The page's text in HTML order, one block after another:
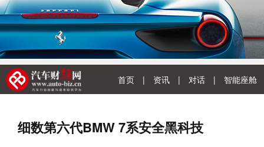
首页 | 资讯 | 对话 | 智能座舱
细数第六代BMW 7系安全黑科技